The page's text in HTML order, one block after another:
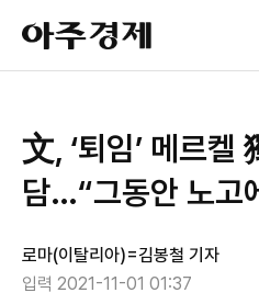
아
주
경
文, ‘퇴임’ 메르켈
담…“그동안 노고
로마(이탈리아)=김봉철 기자
입력 2021-11-01 01:37